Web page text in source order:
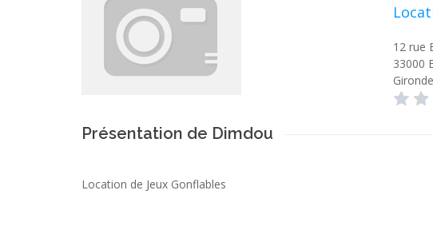
12 rue
33000
Présentation de Dimdou
Location de Jeux Gonflables